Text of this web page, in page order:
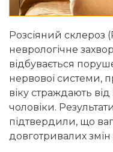
Розсіяний склероз
неврологічне
відбувається
нервової системи,
віку страждають
чоловіки.
підтвердили, що
довготривалих